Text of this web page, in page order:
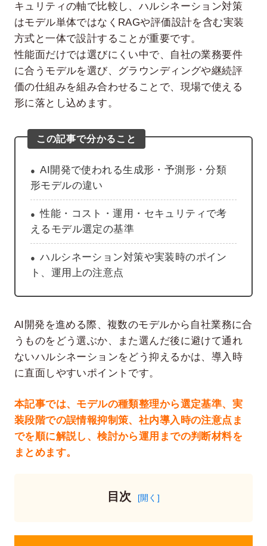
在宅率
66%
2026年7月時点
社員数
1,290
2026年6月時点
キュリティの軸で比較し、ハルシネーション対策
はモデル単体ではなくRAGや評価設計を含む実装
方式と一体で設計することが重要です。
性能面だけでは選びにくい中で、自社の業務要件
に合うモデルを選び、グラウンディングや継続評
価の仕組みを組み合わせることで、現場で使える
形に落とし込めます。
この記事で分かること
AI開発で使われる生成形・予測形・分類
形モデルの違い
性能・コスト・運用・セキュリティで考
えるモデル選定の基準
ハルシネーション対策や実装時のポイン
ト、運用上の注意点
AI開発を進める際、複数のモデルから自社業務に合
うものをどう選ぶか、また選んだ後に避けて通れ
ないハルシネーションをどう抑えるかは、導入時
に直面しやすいポイントです。
本記事では、モデルの種類整理から選定基準、実
装段階での誤情報抑制策、社内導入時の注意点ま
でを順に解説し、検討から運用までの判断材料を
まとめます。
目次